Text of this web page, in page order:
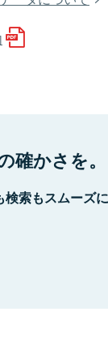
確かさを。
検索もスムーズ